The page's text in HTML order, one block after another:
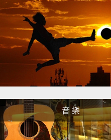
好...刺!
She
她毀了
到草叢堆
Oh, this
音 樂